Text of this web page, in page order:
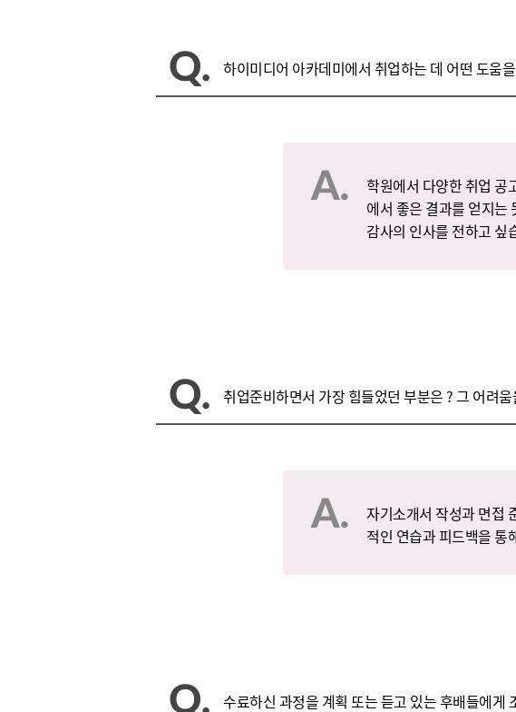
하이미디어 아카데미에서 취업하는 데 어떤 도움
학원에서 다양한 취업 공
에서 좋은 결과를 얻지는
감사의 인사를 전하고 싶
취업준비하면서 가장 힘들었던 부분은 ? 그 어려
자기소개서 작성과 면접
적인 연습과 피드백을 통
수료하신 과정을 계획 또는 듣고 있는 후배들에게